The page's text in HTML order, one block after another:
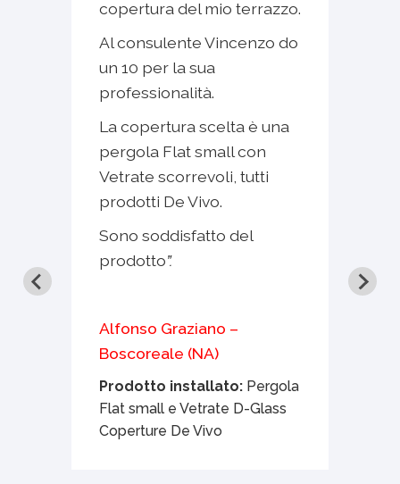
copertura del mio terrazzo.
Al consulente Vincenzo do
un 10 per la sua
professionalità.
La copertura scelta è una
pergola Flat small con
Vetrate scorrevoli, tutti
prodotti De Vivo.
Sono soddisfatto del
prodotto”.
Alfonso Graziano –
Boscoreale (NA)
Prodotto installato:Pergola
Flat small e Vetrate D-Glass
Coperture De Vivo